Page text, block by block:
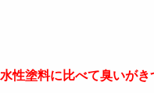
水性塗料に比べて臭いがき